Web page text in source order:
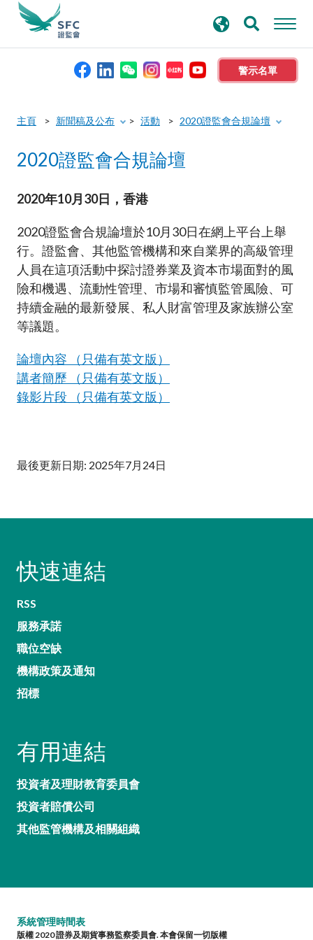
警示名單
本會簡介
監管職能
規則及標準
資料庫
新聞稿及公布
加入本會
尋
主頁 新聞稿及公布 活動 2020證監會合規論壇
2020證監會合規論壇
2020年10月30日，香港
2020證監會合規論壇於10月30日在網上平台上舉
行。證監會、其他監管機構和來自業界的高級管理
人員在這項活動中探討證券業及資本市場面對的風
險和機遇、流動性管理、市場和審慎監管風險、可
持續金融的最新發展、私人財富管理及家族辦公室
等議題。
論壇內容 （只備有英文版）
講者簡歷 （只備有英文版）
錄影片段 （只備有英文版）
最後更新日期: 2025年7月24日
快速連結
RSS
服務承諾
職位空缺
機構政策及通知
招標
有用連結
投資者及理財教育委員會
投資者賠償公司
其他監管機構及相關組織
系統管理時間表
版權 2020 證券及期貨事務監察委員會. 本會保留一切版權